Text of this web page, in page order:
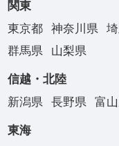
関東
東京都
神奈川県
群馬県
山梨県
信越・北陸
新潟県
長野県 富
東海